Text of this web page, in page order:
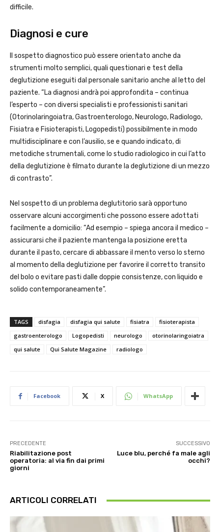
difficile.
Diagnosi e cure
Il sospetto diagnostico può essere orientato anche da
strumenti molto semplici, quali questionari e test della
deglutizione eseguiti dal personale sanitario anche al letto del
paziente. “La diagnosi andrà poi approfondita – continua
l’esperto – con diversi specialisti e professionisti sanitari
(Otorinolaringoiatra, Gastroenterologo, Neurologo, Radiologo,
Fisiatra e Fisioterapisti, Logopedisti) possibilmente in modo
multidisciplinare e con l’ausilio, se e quando indicato, di
metodiche strumentali, come lo studio radiologico in cui l’atto
della deglutizione è filmato durante la deglutizione di un mezzo
di contrasto”.
Nel sospetto di un problema deglutitorio sarà opportuno
osservare alcuni accorgimenti che possono essere adottati
facilmente a domicilio: “Ad esempio – spiega ancora il medico –
assicurarsi che il paziente mantenga la posizione eretta
durante il pasto, cercare di abbassare il mento verso lo sterno
al momento della deglutizione per favorire il corretto transito
del bolo o evitare pasti dalle doppie consistenze, con liquido e
solido contemporaneamente”.
TAGS disfagia disfagia qui salute fisiatra
fisioterapista
gastroenterologo
Logopedisti neurologo
otorinolaringoiatra
qui salute
Qui Salute Magazine radiologo
Facebook X WhatsApp
PRECEDENTE
Riabilitazione post
operatoria: al via fin dai primi
giorni
SUCCESSIVO
Luce blu, perché fa male agli
occhi?
ARTICOLI CORRELATI